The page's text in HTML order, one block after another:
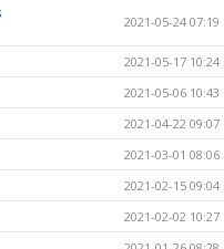
2021-05-24 07:19
2021-05-17 10:24
2021-05-06 10:43
2021-04-22 09:07
2021-03-01 08:06
2021-02-15 09:04
2021-02-02 10:27